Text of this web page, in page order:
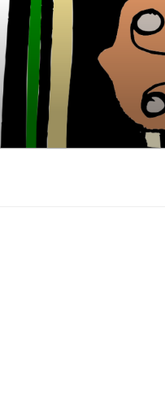
Aller
au
contenu
principal